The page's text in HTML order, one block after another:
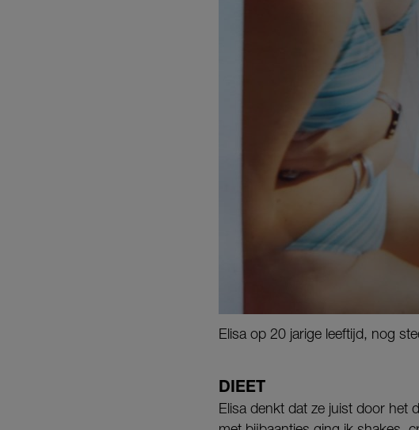
Elisa op 20 jarige leeftijd, nog
DIEET
Elisa denkt dat ze juist door het